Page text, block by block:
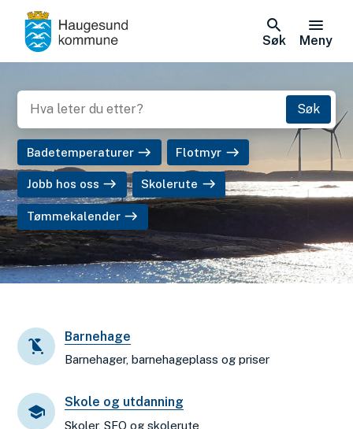
Søk Meny
Badetemperaturer Flotmyr
Jobb hos oss Skolerute
Tømmekalender
Barnehage
Barnehager, barnehageplass og priser
Skole og utdanning
Skoler, SFO og skolerute